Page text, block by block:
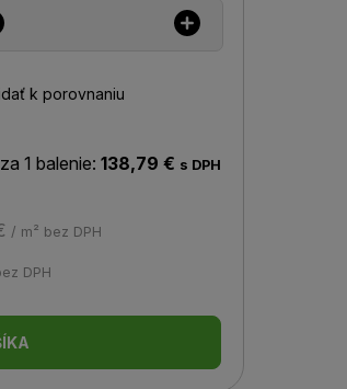
k porovnaniu
1 balenie: 138,79 € s DPH
/ m² bez DPH
DPH